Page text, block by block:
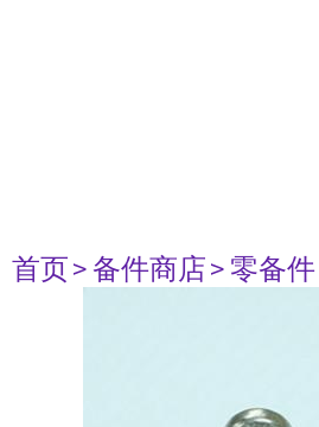
首页> 备件商店> 零备件